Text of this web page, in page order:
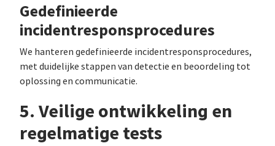
Gedefinieerde
incidentresponsprocedures
We hanteren gedefinieerde incidentresponsprocedures,
met duidelijke stappen van detectie en beoordeling tot
oplossing en communicatie.
5. Veilige ontwikkeling en
regelmatige tests